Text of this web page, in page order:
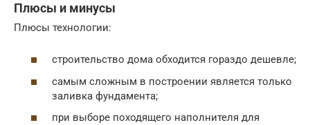
Плюсы и минусы
Плюсы технологии:
строительство дома обходится гораздо дешевле;
самым сложным в построении является только
заливка фундамента;
при выборе походящего наполнителя для